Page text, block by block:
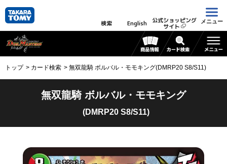
検索 English 公式ショッピング
サイト
メニュー
トップ カード検索 無双龍騎 ボルバル・モモキング(DMRP20 S8/S11)
無双龍騎 ボルバル・モモキング
(DMRP20 S8/S11)